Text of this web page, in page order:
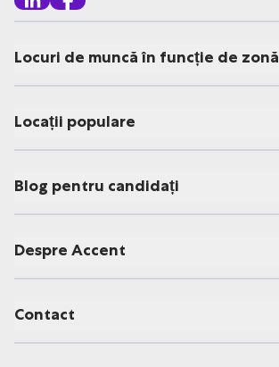
Locuri de muncă în funcție de zonă
Locații populare
Blog pentru candidați
Despre Accent
Contact